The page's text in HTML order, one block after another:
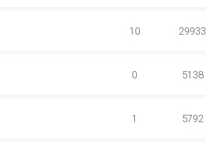
10 29933
0 5138
1 5792